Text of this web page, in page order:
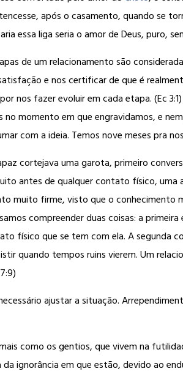
após o casamento, quando se
essa liga seria o amor de Deus, puro,
de um relacionamento são
e nos certificar de que é
nos fazer evoluir em cada etapa. (Ec
momento em que engravidamos, e
com a ideia. Temos nove meses pra
cortejava uma garota, primeiro
antes de qualquer contato físico,
muito firme, visto que o conhecimento
compreender duas coisas: a
físico que se tem com ela. A segunda
quando tempos ruins vierem. Um
ajustar a situação.
como os gentios, que vivem na
ignorância em que estão, devido ao